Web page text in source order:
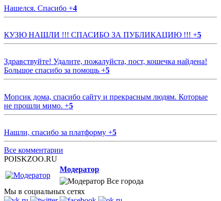
Нашелся. Спасибо +4
КУЗЮ НАШЛИ !!! СПАСИБО ЗА ПУБЛИКАЦИЮ !!! +5
Здравствуйте! Удалите, пожалуйста, пост, кошечка найдена!
Большое спасибо за помощь +5
Мопсик дома, спасибо сайту и прекрасным людям. Которые
не прошли мимо. +5
Нашли, спасибо за платформу +5
Все комментарии
POISKZOO.RU
Модератор
Все города
Мы в социальных сетях